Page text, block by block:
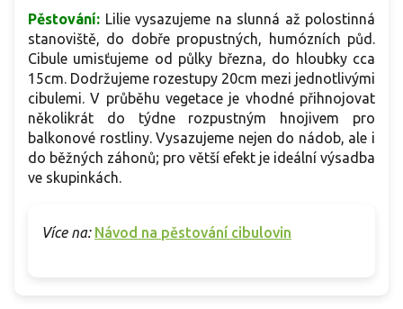
Pěstování: Lilie vysazujeme na slunná až polostinná
stanoviště, do dobře propustných, humózních půd.
Cibule umisťujeme od půlky března, do hloubky cca
15cm. Dodržujeme rozestupy 20cm mezi jednotlivými
cibulemi. V průběhu vegetace je vhodné přihnojovat
několikrát do týdne rozpustným hnojivem pro
balkonové rostliny. Vysazujeme nejen do nádob, ale i
do běžných záhonů; pro větší efekt je ideální výsadba
ve skupinkách.
Více na: Návod na pěstování cibulovin